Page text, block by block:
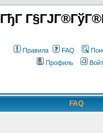
ГђГ
Правила FAQ
Профиль
FAQ